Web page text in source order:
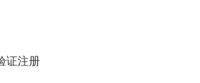
证注册